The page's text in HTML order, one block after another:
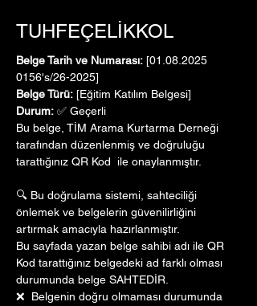
TUHFEÇELİKKOL
Belge Tarih ve Numarası: [01.08.2025
0156's/26-2025]
Belge Türü: [Eğitim Katılım Belgesi]
Durum: ✅ Geçerli
Bu belge, TİM Arama Kurtarma Derneği
tarafından düzenlenmiş ve doğruluğu
tarattığınız QR Kod  ile onaylanmıştır.
🔍 Bu doğrulama sistemi, sahteciliği
önlemek ve belgelerin güvenilirliğini
artırmak amacıyla hazırlanmıştır.
Bu sayfada yazan belge sahibi adı ile QR
Kod tarattığınız belgedeki ad farklı olması
durumunda belge SAHTEDİR.
❌  Belgenin doğru olmaması durumunda